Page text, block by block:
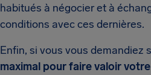
habitués à négocier et à
conditions avec ces dernières.
Enfin, si vous vous demandiez
maximal pour faire valoir